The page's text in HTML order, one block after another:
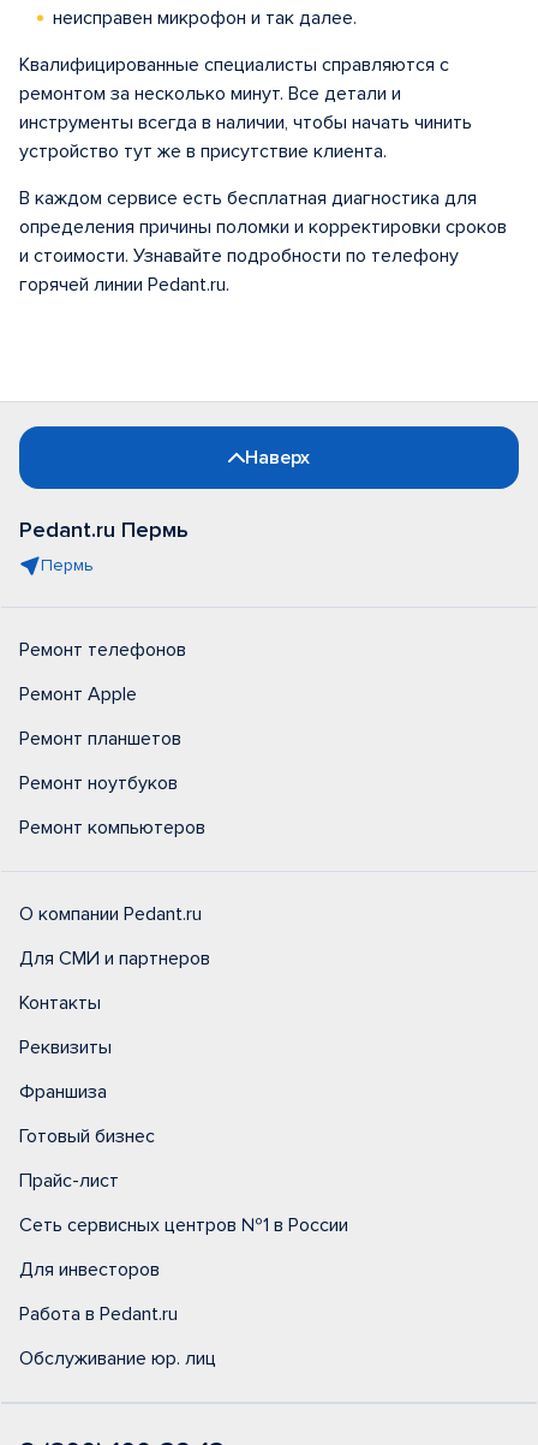
неисправен микрофон и так далее.
Квалифицированные специалисты справляются с
ремонтом за несколько минут. Все детали и
инструменты всегда в наличии, чтобы начать чинить
устройство тут же в присутствие клиента.
В каждом сервисе есть бесплатная диагностика для
определения причины поломки и корректировки сроков
и стоимости. Узнавайте подробности по телефону
горячей линии Pedant.ru.
Наверх
Pedant.ru Пермь
Пермь
Ремонт телефонов
Ремонт Apple
Ремонт планшетов
Ремонт ноутбуков
Ремонт компьютеров
О компании Pedant.ru
Для СМИ и партнеров
Контакты
Реквизиты
Франшиза
Готовый бизнес
Прайс-лист
Сеть сервисных центров №1 в России
Для инвесторов
Работа в Pedant.ru
Обслуживание юр. лиц